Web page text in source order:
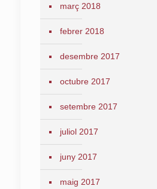
març 2018
febrer 2018
desembre 2017
octubre 2017
setembre 2017
juliol 2017
juny 2017
maig 2017